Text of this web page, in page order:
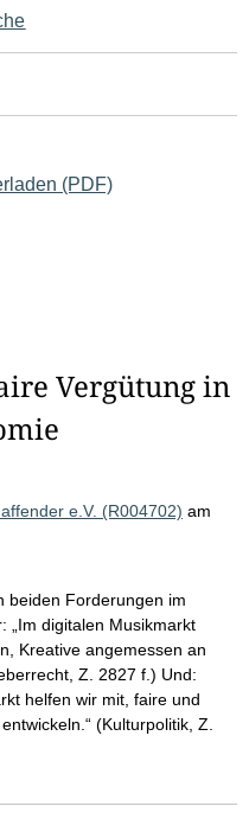
(PDF)
Vergütung in
e.V. (R004702) am
beiden Forderungen im
„Im digitalen Musikmarkt
Kreative angemessen an
Z. 2827 f.) Und:
helfen wir mit, faire und
(Kulturpolitik, Z.